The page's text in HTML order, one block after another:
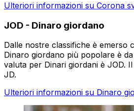
Ulteriori informazioni su Corona
JOD - Dinaro giordano
Dalle nostre classifiche è emerso
Dinaro giordano più popolare è
valuta per Dinari giordani è JOD.
JD.
Ulteriori informazioni su Dinaro